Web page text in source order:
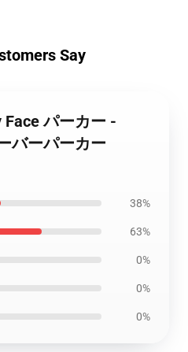
Say
パーカー -
バーパーカー
38%
63%
0%
0%
0%